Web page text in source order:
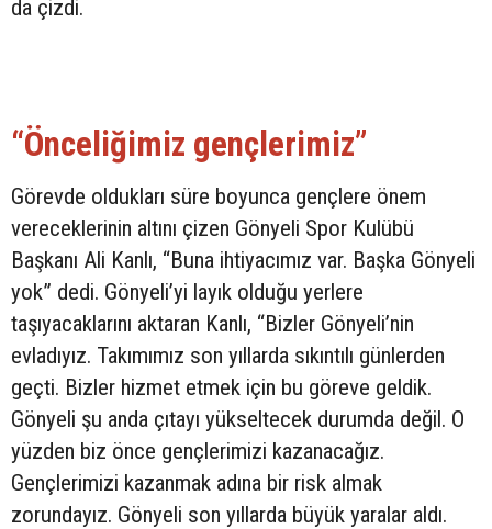
da çizdi.
“Önceliğimiz gençlerimiz”
Görevde oldukları süre boyunca gençlere önem
vereceklerinin altını çizen Gönyeli Spor Kulübü
Başkanı Ali Kanlı, “Buna ihtiyacımız var. Başka Gönyeli
yok” dedi. Gönyeli’yi layık olduğu yerlere
taşıyacaklarını aktaran Kanlı, “Bizler Gönyeli’nin
evladıyız. Takımımız son yıllarda sıkıntılı günlerden
geçti. Bizler hizmet etmek için bu göreve geldik.
Gönyeli şu anda çıtayı yükseltecek durumda değil. O
yüzden biz önce gençlerimizi kazanacağız.
Gençlerimizi kazanmak adına bir risk almak
zorundayız. Gönyeli son yıllarda büyük yaralar aldı.